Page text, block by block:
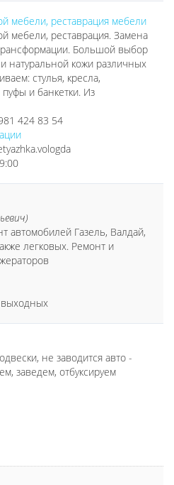
мебели, реставрация мебели
мебели, реставрация. Замена
Большой выбор
натуральной кожи различных
стулья, кресла,
и банкетки. Из
424 83 54
автомобилей Газель, Валдай,
легковых. Ремонт и
не заводится авто -
заведем, отбуксируем